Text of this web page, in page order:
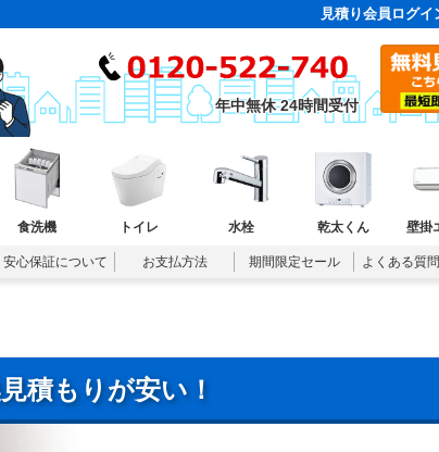
見積り会員ログイ
年中無休 24時間受付
食洗機 トイレ 水栓 乾太くん 壁掛
安心保証について お支払方法 期間限定セール よくある質
積もりが安い！